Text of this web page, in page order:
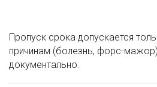
Пропуск срока допускается
причинам (болезнь, форс-
документально.